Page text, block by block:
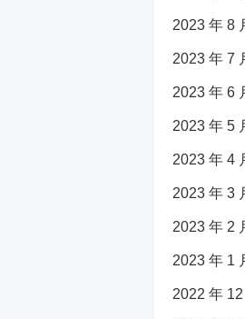
2023 年 8
2023 年 7
2023 年 6
2023 年 5
2023 年 4
2023 年 3
2023 年 2
2023 年 1
2022 年 12